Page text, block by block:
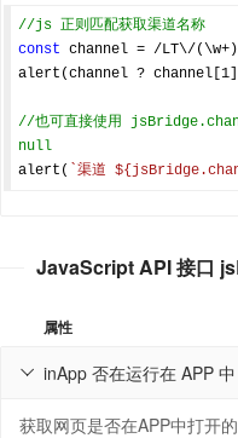
//js 正则匹配获取渠道名称
const channel = /LT\/
alert(channel ? channel[ 1
//也可直接使用
null
alert(
`渠道
JavaScript API 接口
属性
inApp 否在运行在 APP 中

获取网页是否在APP中打开的